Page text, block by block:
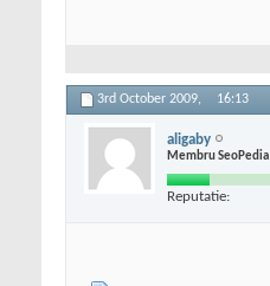
3rd October 2009, 16:13
aligaby
Membru SeoPedia
Reputatie: